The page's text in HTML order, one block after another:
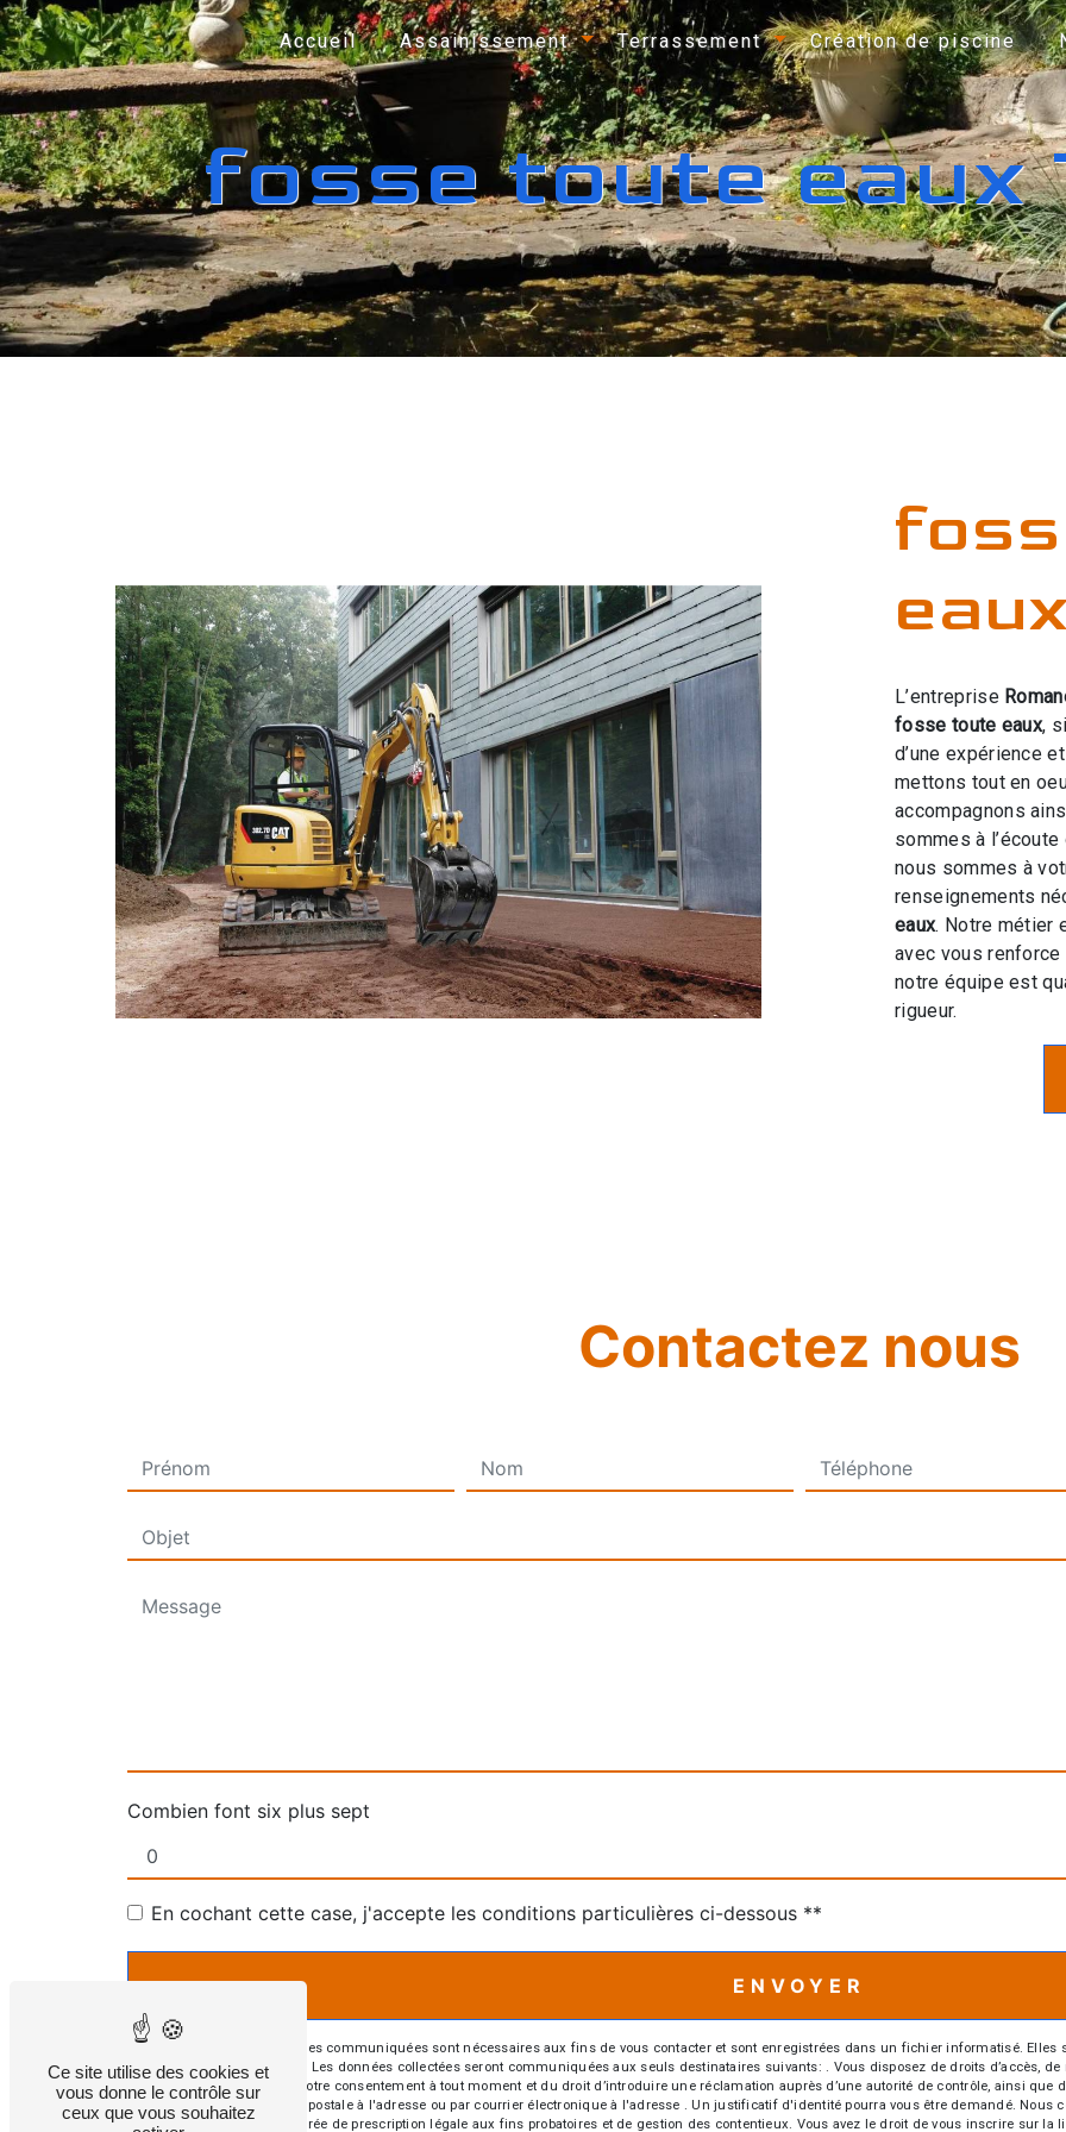
Accueil Assainissement Terrassement Création de piscine
fosse toute eaux
L’entreprise
fosse toute eaux,
d’une expérience
mettons tout en
accompagnons
sommes à
nous sommes à
renseignements
eaux. Notre métier
avec vous
notre équipe est
rigueur.
Contactez nous
Combien font six plus sept
En cochant cette case, j'accepte les conditions particulières ci-dessous **
ENVOYER
** Les données personnelles communiquées sont nécessaires aux fins de vous contacter et sont enregistrées dans un fichier informatisé. Elles
répondre à votre message. Les données collectées seront communiquées aux seuls destinataires suivants: . Vous disposez de droits d’accès,
d’opposition, de retrait de votre consentement à tout moment et du droit d’introduire une réclamation auprès d’une autorité de contrôle, ainsi que
exercer ces droits par voie postale à l'adresse ou par courrier électronique à l'adresse . Un justificatif d'identité pourra vous être demandé. Nous
contact puis pendant la durée de prescription légale aux fins probatoires et de gestion des contentieux. Vous avez le droit de vous inscrire sur
Panneau de gestion des cookies
Ce site utilise des cookies et
vous donne le contrôle sur
ceux que vous souhaitez